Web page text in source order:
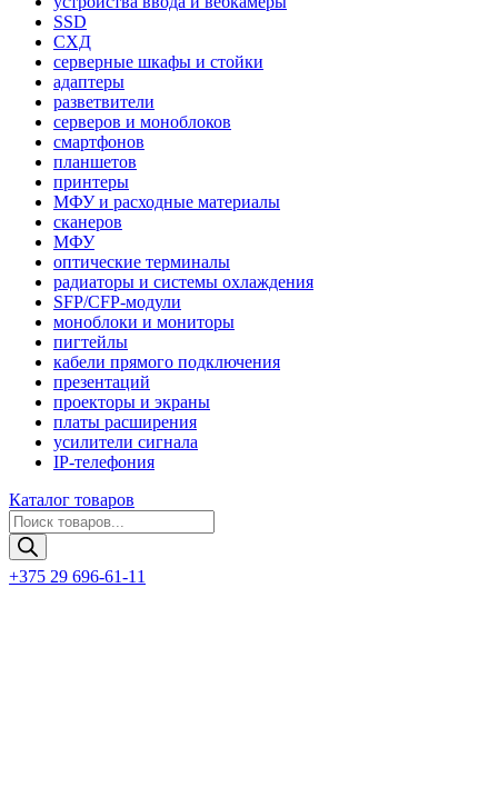
SSD
СХД
серверные шкафы и стойки
адаптеры
разветвители
серверов и моноблоков
смартфонов
планшетов
принтеры
МФУ и расходные материалы
сканеров
МФУ
оптические терминалы
радиаторы и системы охлаждения
SFP/CFP-модули
моноблоки и мониторы
пигтейлы
кабели прямого подключения
презентаций
проекторы и экраны
платы расширения
усилители сигнала
IP-телефония
Каталог товаров
Поиск
товаров
+375 29 696-61-11